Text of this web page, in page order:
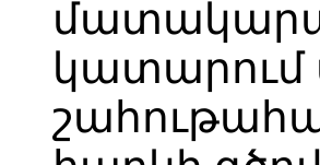
կատարում